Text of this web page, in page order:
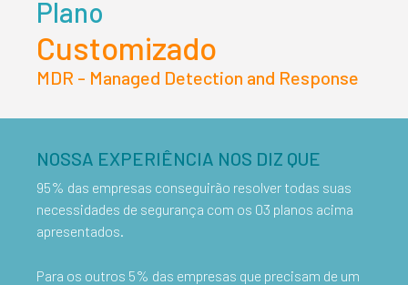
Plano
Customizado
MDR - Managed Detection and Response
NOSSA EXPERIÊNCIA NOS DIZ QUE
95% das empresas conseguirão resolver todas suas
necessidades de segurança com os 03 planos acima
apresentados.
Para os outros 5% das empresas que precisam de um